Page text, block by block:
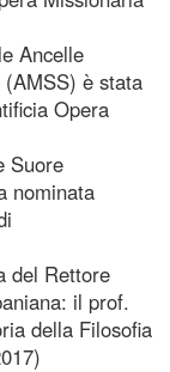
Ancelle
è stata
Opera
Suore
nominata
del Rettore
il prof.
della Filosofia